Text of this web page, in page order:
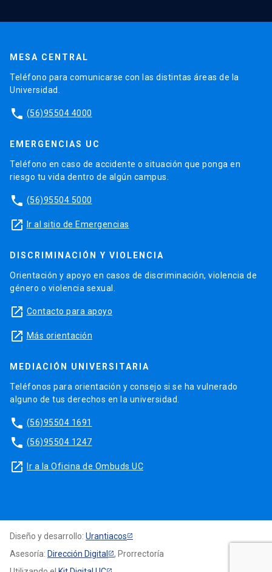
MESA CENTRAL
Teléfono para comunicarse con las distintas áreas de la
Universidad.
phone (56)95504 4000
EMERGENCIAS UC
Teléfono en caso de accidente o situación que ponga en
riesgo tu vida dentro de algún campus.
phone (56)95504 5000
launch Ir al sitio de Emergencias
DISCRIMINACIÓN Y VIOLENCIA
Orientación y apoyo en casos de discriminación, violencia de
género o violencia sexual.
launch Contacto para apoyo
launch Más orientación
MEDIACIÓN UNIVERSITARIA
Teléfonos para orientación y consejo si se ha vulnerado
alguno de tus derechos en la universidad.
phone (56)95504 1691
phone (56)95504 1247
launch Ir a la Oficina de Ombuds UC
Diseño y desarrollo: Urantiacos
Asesoría: Dirección Digital
, Prorrectoría